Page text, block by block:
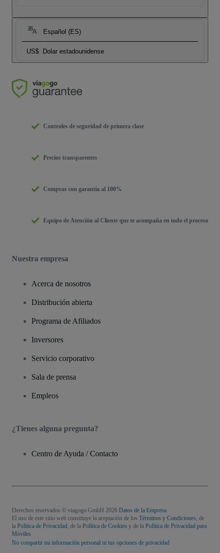
Español (ES)
US$ Dolar estadounidense
Controles de seguridad de primera clase
Precios transparentes
Compras con garantía al 100%
Equipo de Atención al Cliente que te acompaña en todo el proceso
Nuestra empresa
Acerca de nosotros
Distribución abierta
Programa de Afiliados
Inversores
Servicio corporativo
Sala de prensa
Empleos
¿Tienes alguna pregunta?
Centro de Ayuda / Contacto
Derechos reservados © viagogo GmbH 2026 Datos de la Empresa
El uso de este sitio web constituye la aceptación de los Términos y Condiciones, de
la Política de Privacidad, de la Política de Cookies y de la Política de Privacidad para
Móviles
No compartir mi información personal ni tus opciones de privacidad